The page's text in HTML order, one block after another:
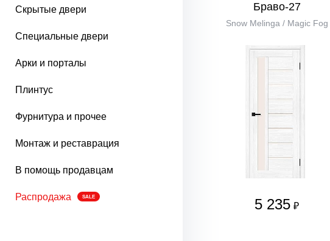
Скрытые двери
Специальные двери
Арки и порталы
Плинтус
Фурнитура и прочее
Монтаж и реставрация
В помощь продавцам
Распродажа SALE
Браво-27
Snow Melinga / Magic Fog
5 235 ₽